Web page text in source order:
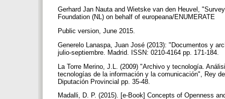
Gerhard Jan Nauta and Wietske van den Heuvel,
Foundation (NL) on behalf of europeana/ENUMERATE
Public version, June 2015.
Generelo Lanaspa, Juan José (2013): "Documentos y
julio-septiembre. Madrid. ISSN: 0210-4164 pp. 171-184.
La Torre Merino, J.L. (2009) "Archivo y tecnología.
tecnologías de la información y la comunicación", Rey
Diputación Provincial pp. 35-48.
Madalli, D. P. (2015). [e-Book] Concepts of Openness